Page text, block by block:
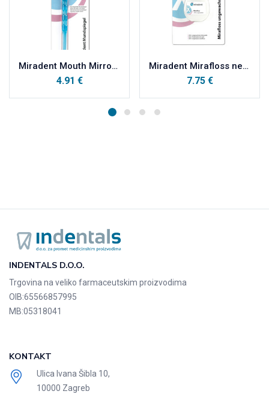
Miradent Mouth Mirror jednokratno plastično ogledalo bez zamagljivanja, plavo prozirno
4.91 €
Miradent Mirafloss nenavošten zubni konac 20 m
7.75 €
INDENTALS D.O.O.
Trgovina na veliko farmaceutskim proizvodima
OIB:65566857995
MB:05318041
KONTAKT
Ulica Ivana Šibla 10,
10000 Zagreb